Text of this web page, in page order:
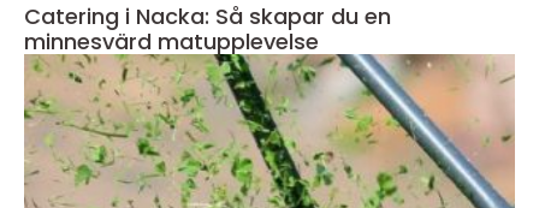
Catering i Nacka: Så skapar du en
minnesvärd matupplevelse